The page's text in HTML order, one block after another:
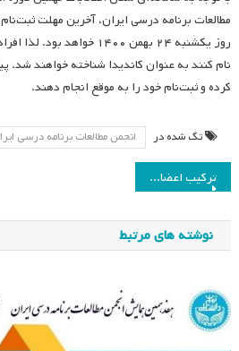
روز یکشنبه ۲۴ بهمن ۱۴۰۰
نام کنند به عنوان کاندیدا شناخته خواهند شد.
کرده و ثبت‌نام خود را به موقع انجام دهند.
تگ شده در انجمن مطالعات برنامه درسی
راهبری
نوشته
ترکیب اعضای هیئت مدیره انجمن مطالعات برنامه درسی ایران
نوشته های مرتبط